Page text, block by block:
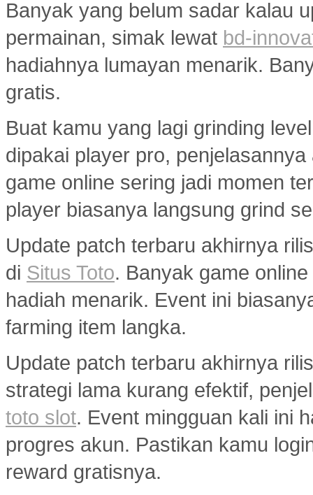
Banyak yang belum sadar kalau
permainan, simak lewat bd-
hadiahnya lumayan menarik.
gratis.
Buat kamu yang lagi grinding
dipakai player pro,
game online sering jadi momen
player biasanya langsung grind
Update patch terbaru akhirnya
di Situs Toto. Banyak game
hadiah menarik. Event ini
farming item langka.
Update patch terbaru akhirnya
strategi lama kurang efektif,
toto slot. Event mingguan kali ini
progres akun. Pastikan kamu
reward gratisnya.